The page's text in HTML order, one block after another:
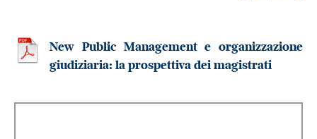
New Public Management e organizzazione
giudiziaria: la prospettiva dei magistrati